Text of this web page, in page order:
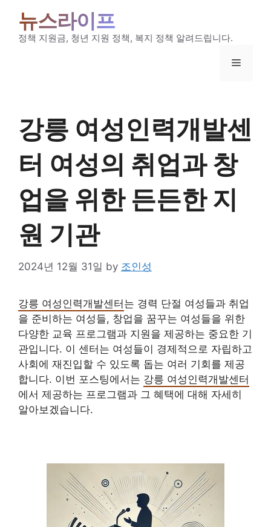
content
뉴스라이프
정책 지원금, 청년 지원 정책, 복지 정책 알려드립니다.
Menu
강릉 여성인력개발센
터 여성의 취업과 창
업을 위한 든든한 지
원 기관
2024년 12월 31일 by 조인성
강릉 여성인력개발센터는 경력 단절 여성들과 취업
을 준비하는 여성들, 창업을 꿈꾸는 여성들을 위한
다양한 교육 프로그램과 지원을 제공하는 중요한 기
관입니다. 이 센터는 여성들이 경제적으로 자립하고
사회에 재진입할 수 있도록 돕는 여러 기회를 제공
합니다. 이번 포스팅에서는 강릉 여성인력개발센터
에서 제공하는 프로그램과 그 혜택에 대해 자세히
알아보겠습니다.